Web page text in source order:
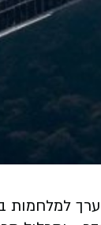
למלחמות